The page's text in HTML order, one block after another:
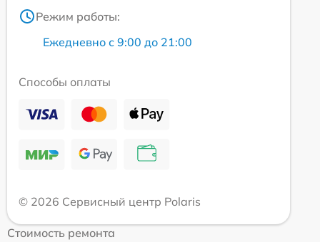
Режим работы:
Ежедневно с 9:00 до 21:00
Способы оплаты
© 2026 Сервисный центр Polaris
Стоимость ремонта